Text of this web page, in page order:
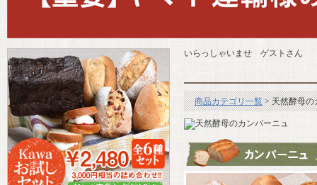
いらっしゃいませ ゲストさん
商品カテゴリ一覧> 天然酵母の